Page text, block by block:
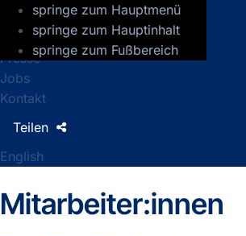
springe zum Hauptmenü
springe zum Hauptinhalt
springe zum Fußbereich
GFZ Helmholtz-
Presse
Jobs
Kontakt
English
Teilen
Mitarbeiter:innen